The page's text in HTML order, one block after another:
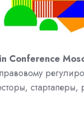
Conference